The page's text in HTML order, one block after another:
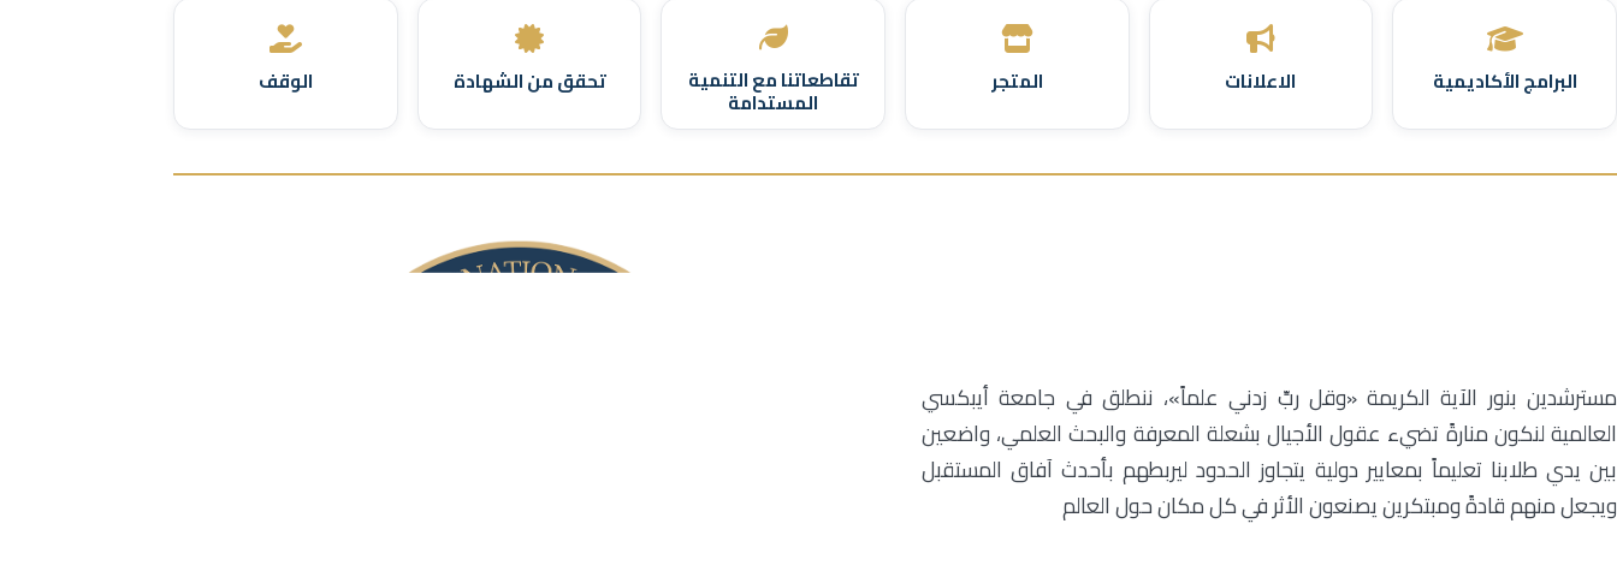
البرامج الأكاديمية الاعلانات المتجر تقاطعاتنا مع التنمية
المستدامة
تحقق من الشهادة الوقف
مسترشدين بنور الآية الكريمة «وقل ربِّ زدني علماً»، ننطلق في جامعة أيبكسي
العالمية لنكون منارةً تضيء عقول الأجيال بشعلة المعرفة والبحث العلمي، واضعين
بين يدي طلابنا تعليماً بمعايير دولية يتجاوز الحدود ليربطهم بأحدث آفاق المستقبل
ويجعل منهم قادةً ومبتكرين يصنعون الأثر في كل مكان حول العالم